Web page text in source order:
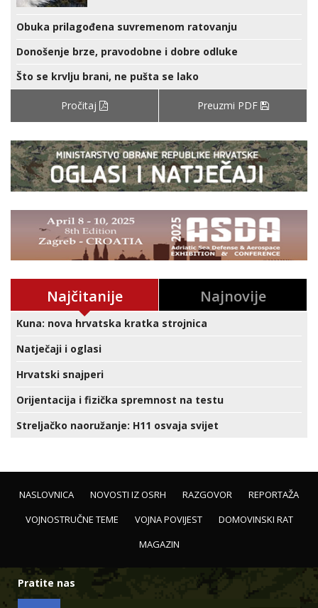
Obuka prilagođena suvremenom ratovanju
Donošenje brze, pravodobne i dobre odluke
Što se krvlju brani, ne pušta se lako
Pročitaj Preuzmi PDF
Najčitanije Najnovije
Kuna: nova hrvatska kratka strojnica
Natječaji i oglasi
Hrvatski snajperi
Orijentacija i fizička spremnost na testu
Streljačko naoružanje: H11 osvaja svijet
NASLOVNICA NOVOSTI IZ OSRH RAZGOVOR
REPORTAŽA
VOJNOSTRUČNE TEME
VOJNA POVIJEST
DOMOVINSKI RAT
MAGAZIN
Pratite nas